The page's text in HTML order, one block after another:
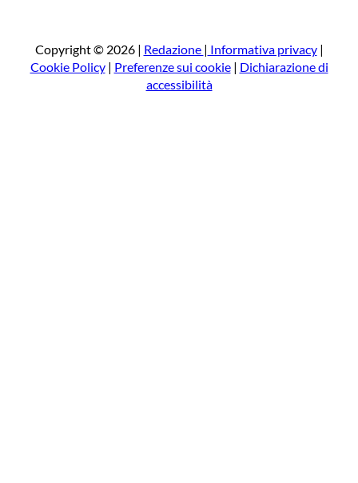
a
Copyright © 2026 | Redazione | Informativa privacy|
Cookie Policy| Preferenze sui cookie| Dichiarazione di
accessibilità